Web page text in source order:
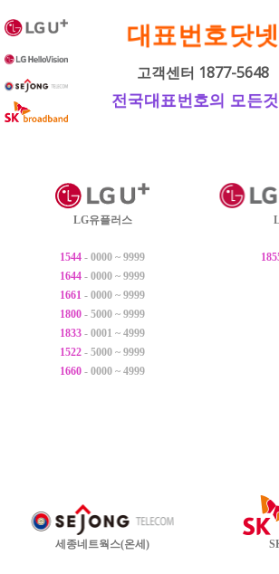
용
으
로
로
대표번호닷넷
고객센터 1877-5648
전국대표번호의 모든
LG유플러스
1544 - 0000 ~ 9999
1644 - 0000 ~ 9999
1661 - 0000 ~ 9999
1800 - 5000 ~ 9999
1833 - 0001 ~ 4999
1522 - 5000 ~ 9999
1660 - 0000 ~ 4999
세종네트웍스(온세)